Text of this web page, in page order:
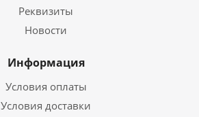
Реквизиты
Новости
Информация
Условия оплаты
Условия доставки